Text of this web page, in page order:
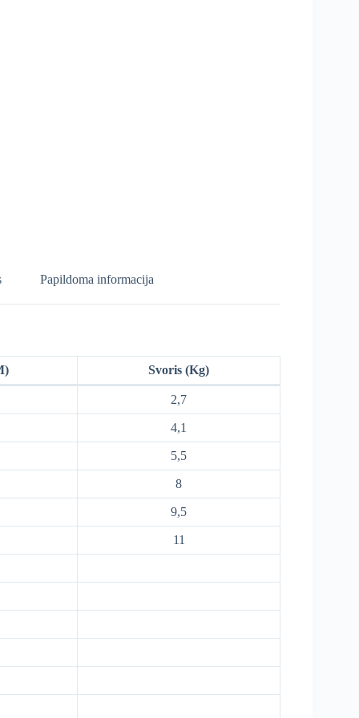
Papildoma informacija
Svoris (Kg)
2,7
4,1
5,5
8
9,5
11